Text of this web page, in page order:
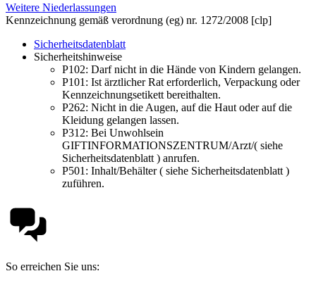
Weitere Niederlassungen
Kennzeichnung gemäß verordnung (eg) nr. 1272/2008 [clp]
Sicherheitsdatenblatt
Sicherheitshinweise
P102: Darf nicht in die Hände von Kindern gelangen.
P101: Ist ärztlicher Rat erforderlich, Verpackung oder
Kennzeichnungsetikett bereithalten.
P262: Nicht in die Augen, auf die Haut oder auf die
Kleidung gelangen lassen.
P312: Bei Unwohlsein
GIFTINFORMATIONSZENTRUM/Arzt/( siehe
Sicherheitsdatenblatt ) anrufen.
P501: Inhalt/Behälter ( siehe Sicherheitsdatenblatt )
zuführen.
So erreichen Sie uns: